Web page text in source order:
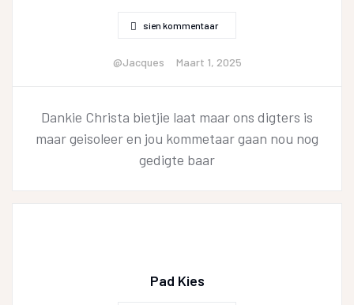
sien kommentaar
@Jacques Maart 1, 2025
Dankie Christa bietjie laat maar ons digters is
maar geisoleer en jou kommetaar gaan nou nog
gedigte baar
Pad Kies